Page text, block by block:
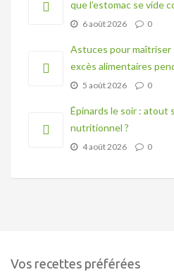
que l’estomac se vide
6 août 2026 0
Astuces pour
excès alimentaires
5 août 2026 0
Épinards le soir : atout
nutritionnel ?
4 août 2026 0
Vos recettes préférées